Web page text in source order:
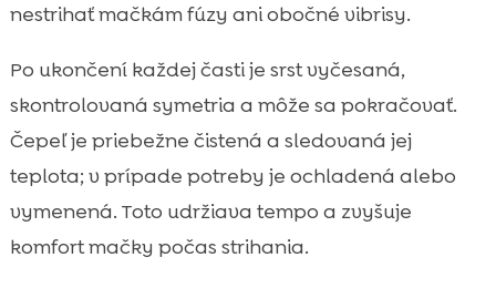
nestrihať mačkám fúzy ani obočné vibrisy.
Po ukončení každej časti je srst vyčesaná,
skontrolovaná symetria a môže sa pokračovať.
Čepeľ je priebežne čistená a sledovaná jej
teplota; v prípade potreby je ochladená alebo
vymenená. Toto udržiava tempo a zvyšuje
komfort mačky počas strihania.